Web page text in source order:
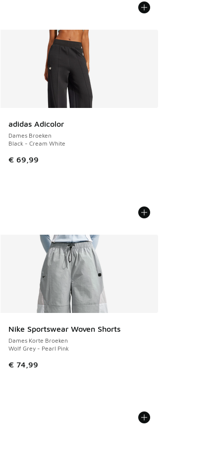
adidas Adicolor
Dames Broeken
Black - Cream White
€ 69,99
Nike Sportswear Woven Shorts
Dames Korte Broeken
Wolf Grey - Pearl Pink
€ 74,99